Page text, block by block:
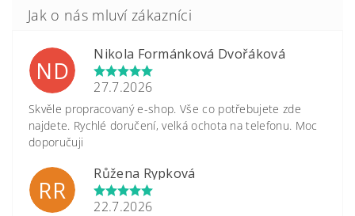
ND
Nikola Formánková Dvořáková
27.7.2026
Skvěle propracovaný e-shop. Vše co potřebujete zde
najdete. Rychlé doručení, velká ochota na telefonu. Moc
doporučuji
RR
Růžena Rypková
22.7.2026